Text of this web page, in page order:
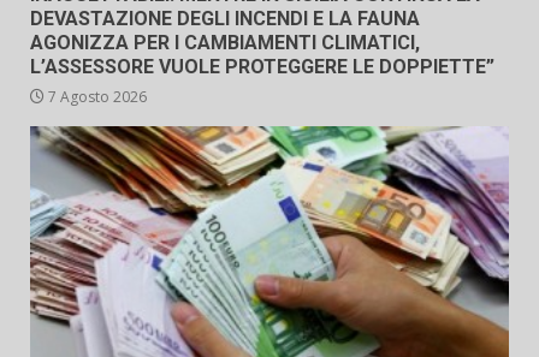
DEVASTAZIONE DEGLI INCENDI E LA FAUNA
AGONIZZA PER I CAMBIAMENTI CLIMATICI,
L’ASSESSORE VUOLE PROTEGGERE LE DOPPIETTE”
7 Agosto 2026